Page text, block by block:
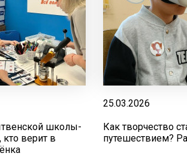
школы-
кто верит в
25.03.2026
Как творчество
путешествием?